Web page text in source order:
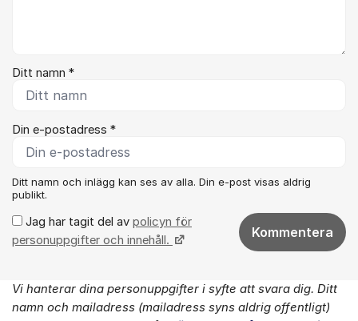
Ditt namn *
Din e-postadress *
Ditt namn och inlägg kan ses av alla. Din e-post visas aldrig
publikt.
Jag har tagit del av policyn för
personuppgifter och innehåll.
Kommentera
Om forumet
Vi hanterar dina personuppgifter i syfte att svara dig. Ditt
namn och mailadress (mailadress syns aldrig offentligt)